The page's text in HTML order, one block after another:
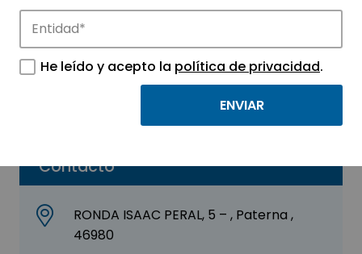
Contacto
RONDA ISAAC PERAL, 5 – , Paterna ,
46980
CONFEDECOM
València Parc Tecnològic
He leído y acepto la política de privacidad.